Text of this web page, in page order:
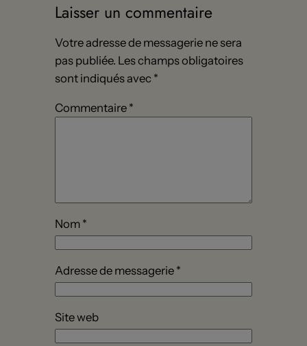
Laisser un commentaire
Votre adresse de messagerie ne sera
pas publiée. Les champs obligatoires
sont indiqués avec *
Commentaire *
Nom *
Adresse de messagerie *
Site web